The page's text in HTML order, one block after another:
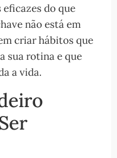
do que
não está em
criar hábitos que
sua rotina e que
a vida.